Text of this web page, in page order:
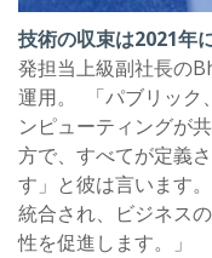
技術の収束は2021年
発担当上級副社長の
運用。 「パブリック
ンピューティングが
方で、すべてが定義
す」と彼は言います
統合され、ビジネス
性を促進します。」